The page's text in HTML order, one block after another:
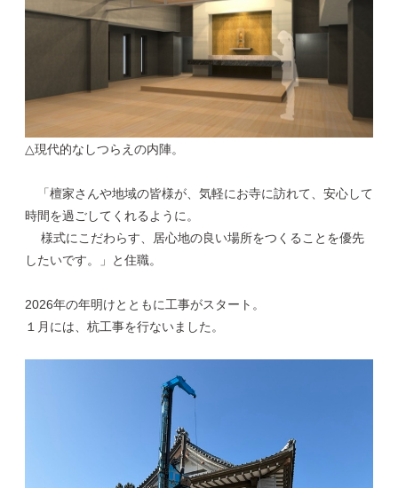
△現代的なしつらえの内陣。
「檀家さんや地域の皆様が、気軽にお寺に訪れて、安心して
時間を過ごしてくれるように。
様式にこだわらす、居心地の良い場所をつくることを優先
したいです。」と住職。
2026年の年明けとともに工事がスタート。
１月には、杭工事を行ないました。